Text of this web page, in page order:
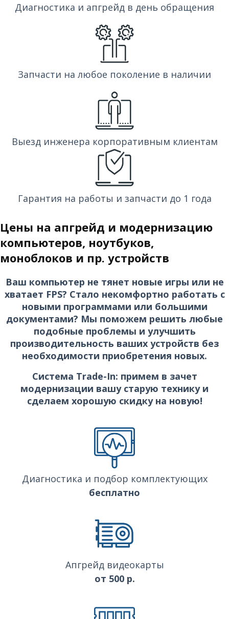
Диагностика и апгрейд в день обращения
Запчасти на любое поколение в наличии
Выезд инженера корпоративным клиентам
Гарантия на работы и запчасти до 1 года
Цены на апгрейд и модернизацию
компьютеров, ноутбуков,
моноблоков и пр. устройств
Ваш компьютер не тянет новые игры или не
хватает FPS? Стало некомфортно работать с
новыми программами или большими
документами? Мы поможем решить любые
подобные проблемы и улучшить
производительность ваших устройств без
необходимости приобретения новых.
Система Trade-In: примем в зачет
модернизации вашу старую технику и
сделаем хорошую скидку на новую!
Диагностика и подбор комплектующих
бесплатно
Апгрейд видеокарты
от 500 р.